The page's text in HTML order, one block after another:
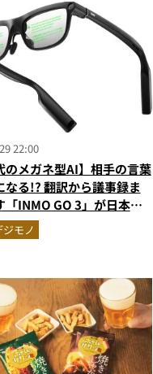
22:00
のメガネ型AI】相手の言葉
なる!? 翻訳から議事録ま
「INMO GO 3」が日本上
モノ